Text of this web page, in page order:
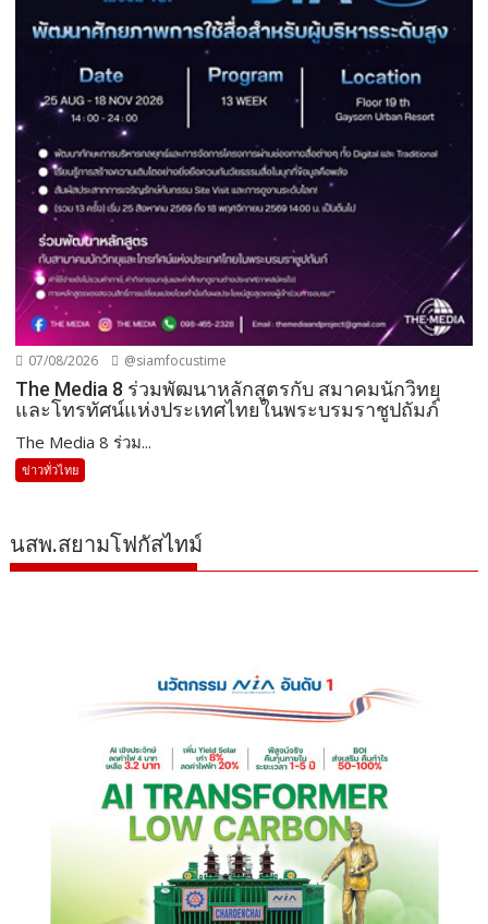
07/08/2026 @siamfocustime
The Media 8 ร่วมพัฒนาหลักสูตรกับ สมาคมนักวิทยุ
และโทรทัศน์แห่งประเทศไทยในพระบรมราชูปถัมภ์
The Media 8 ร่วม...
ข่าวทั่วไทย
นสพ.สยามโฟกัสไทม์